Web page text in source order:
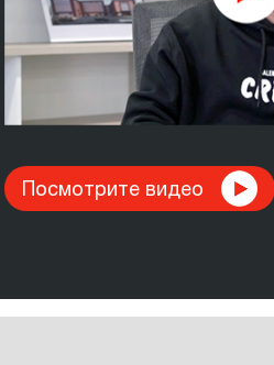
Посмотрите видео